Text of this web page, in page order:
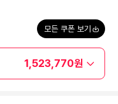
모든 쿠폰 보기
1,523,770원